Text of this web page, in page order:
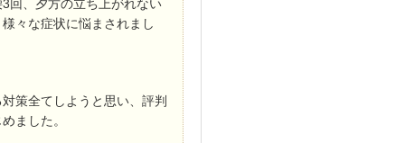
回、夕方の立ち上がれない
々な症状に悩まされまし
策全てしようと思い、評判
ました。